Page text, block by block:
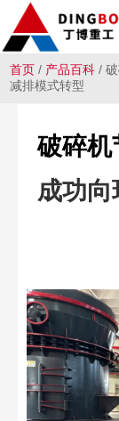
首页 / 产品百科 /
减排模式转型
破碎机
成功